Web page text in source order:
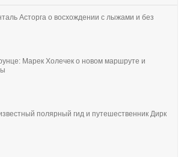
Асторга о восхождении с лыжами и без
Марек Холечек о новом маршруте и
полярный гид и путешественник Дирк